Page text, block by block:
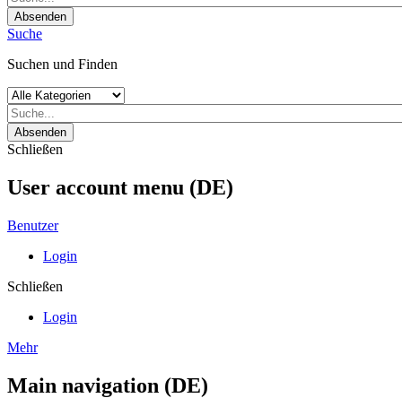
Absenden
Suche
Suchen und Finden
Absenden
Schließen
User account menu (DE)
Benutzer
Login
Schließen
Login
Mehr
Main navigation (DE)